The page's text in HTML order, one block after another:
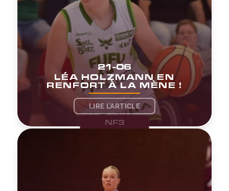
21-06
LÉA HOLZMANN EN
RENFORT À LA MÈNE !
LIRE L'ARTICLE
NF3